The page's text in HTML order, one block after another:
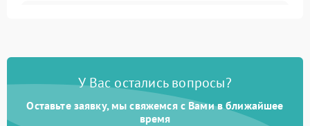
Проблемы с набором
Не работает сушилка 2100 ₽ Подробнее →
У Вас остались вопросы?
Оставьте заявку, мы свяжемся с Вами в ближайшее
время